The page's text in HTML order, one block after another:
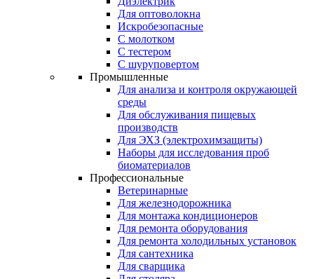
Для оптоволокна
Искробезопасные
С молотком
С тестером
С шуруповертом
Промышленные
Для анализа и контроля окружающей
среды
Для обслуживания пищевых
производств
Для ЭХЗ (электрохимзащиты)
Наборы для исследования проб
биоматериалов
Профессиональные
Ветеринарные
Для железнодорожника
Для монтажа кондиционеров
Для ремонта оборудования
Для ремонта холодильных установок
Для сантехника
Для сварщика